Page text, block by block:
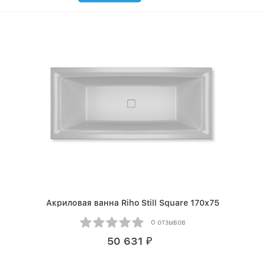
Акриловая ванна Riho Still Square 170x75
0 отзывов
50 631 ₽